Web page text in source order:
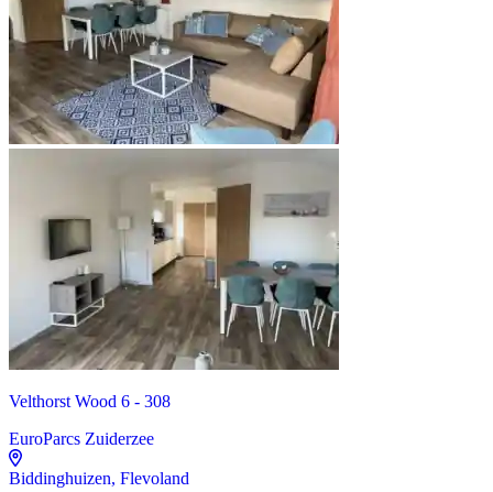
Velthorst Wood 6 - 308
EuroParcs Zuiderzee
Biddinghuizen, Flevoland